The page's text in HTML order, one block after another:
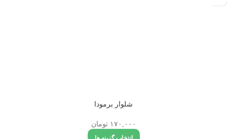
شلوار برمودا
۱۷۰,۰۰۰ تومان